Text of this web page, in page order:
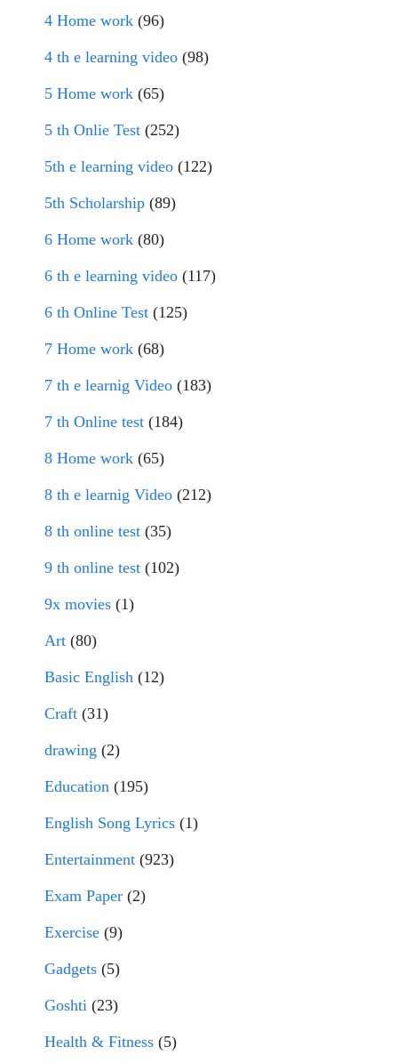
4 Home work (96)
4 th e learning video (98)
5 Home work (65)
5 th Onlie Test (252)
5th e learning video (122)
5th Scholarship (89)
6 Home work (80)
6 th e learning video (117)
6 th Online Test (125)
7 Home work (68)
7 th e learnig Video (183)
7 th Online test (184)
8 Home work (65)
8 th e learnig Video (212)
8 th online test (35)
9 th online test (102)
9x movies (1)
Art (80)
Basic English (12)
Craft (31)
drawing (2)
Education (195)
English Song Lyrics (1)
Entertainment (923)
Exam Paper (2)
Exercise (9)
Gadgets (5)
Goshti (23)
Health & Fitness (5)